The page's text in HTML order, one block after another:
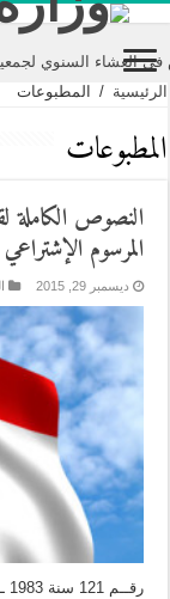
السنوي لجمعية مار
الرئيسية / المطبوعات
المطبوعات
النصوص الكاملة
المرسوم الإشتراعي
ديسمبر 29, 2015